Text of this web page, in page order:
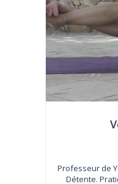
Professeur de
Détente.